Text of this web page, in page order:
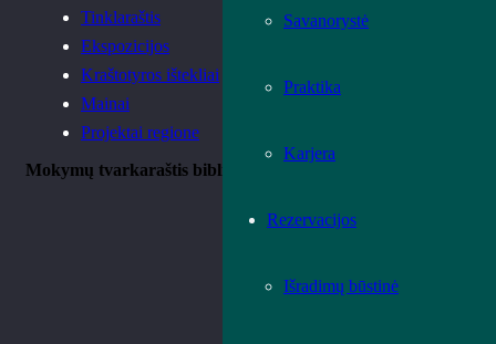
Savanorystė
Praktika
Karjera
Rezervacijos
Išradimų būstinė
Tinklaraštis
Ekspozicijos
Kraštotyros ištekliai
Mainai
Projektai regione
Mokymų tvarkaraštis bibliotekininkams